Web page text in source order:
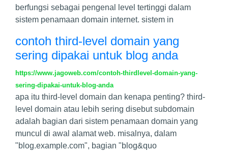
berfungsi sebagai pengenal level tertinggi dalam
sistem penamaan domain internet. sistem in
contoh third-level domain yang
sering dipakai untuk blog anda
https://www.jagoweb.com/contoh-thirdlevel-domain-yang-
sering-dipakai-untuk-blog-anda
apa itu third-level domain dan kenapa penting? third-
level domain atau lebih sering disebut subdomain
adalah bagian dari sistem penamaan domain yang
muncul di awal alamat web. misalnya, dalam
"blog.example.com", bagian "blog&quo